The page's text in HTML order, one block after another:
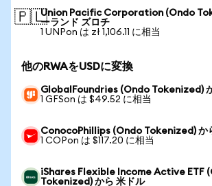
🇵🇱Union Pacific Corporation (Ondo
ーランド ズロチ
1 UNPon は zł 1,106.11 に相当
他のRWAをUSDに変換
GlobalFoundries (Ondo Tokenized)
1 GFSon は $49.52 に相当
ConocoPhillips (Ondo Tokenized) か
1 COPon は $117.20 に相当
iShares Flexible Income Active ETF
Tokenized) から 米ドル